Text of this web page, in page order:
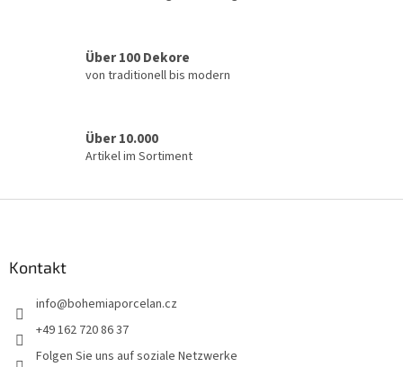
Über 100 Dekore
von traditionell bis modern
Über 10.000
Artikel im Sortiment
Kontakt
info@bohemiaporcelan.cz
+49 162 720 86 37
Folgen Sie uns auf soziale Netzwerke